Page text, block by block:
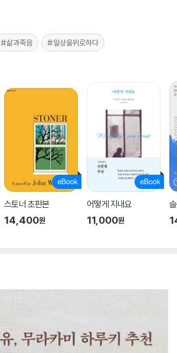
#삶과죽음 #일상을위로하다
스토너 초판본
14,400원
어떻게 지내요
11,000원